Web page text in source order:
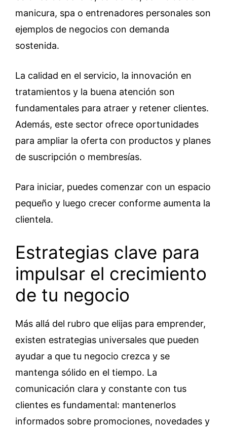
manicura, spa o entrenadores personales son
ejemplos de negocios con demanda
sostenida.
La calidad en el servicio, la innovación en
tratamientos y la buena atención son
fundamentales para atraer y retener clientes.
Además, este sector ofrece oportunidades
para ampliar la oferta con productos y planes
de suscripción o membresías.
Para iniciar, puedes comenzar con un espacio
pequeño y luego crecer conforme aumenta la
clientela.
Estrategias clave para
impulsar el crecimiento
de tu negocio
Más allá del rubro que elijas para emprender,
existen estrategias universales que pueden
ayudar a que tu negocio crezca y se
mantenga sólido en el tiempo. La
comunicación clara y constante con tus
clientes es fundamental: mantenerlos
informados sobre promociones, novedades y